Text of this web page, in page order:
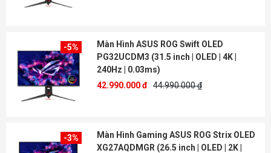
-5%
Màn Hình ASUS ROG Swift OLED
PG32UCDM3 (31.5 inch | OLED | 4K |
240Hz | 0.03ms)
42.990.000 đ 44.990.000 ₫
-3%
Màn Hình Gaming ASUS ROG Strix OLED
XG27AQDMGR (26.5 inch | OLED | 2K |